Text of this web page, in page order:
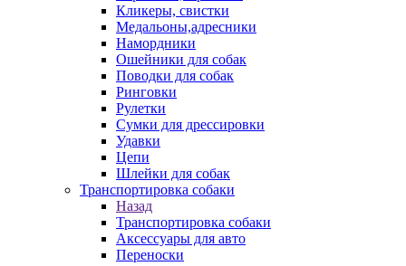
Кликеры, свистки
Медальоны,адресники
Намордники
Ошейники для собак
Поводки для собак
Ринговки
Рулетки
Сумки для дрессировки
Удавки
Цепи
Шлейки для собак
Транспортировка собаки
Назад
Транспортировка собаки
Аксессуары для авто
Переноски